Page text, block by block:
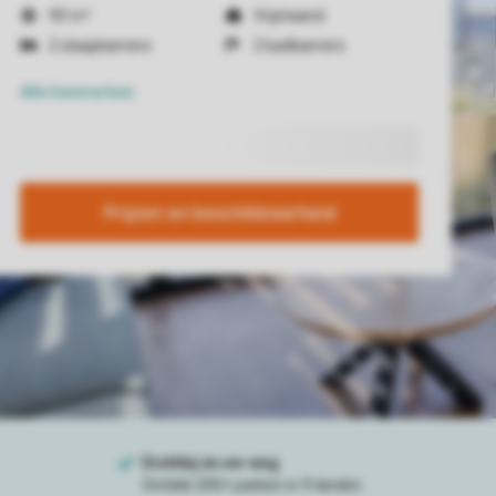
Vrijstaand
2 slaapkamers
2 badkamers
Alle kenmerken
Prijzen en beschikbaarheid